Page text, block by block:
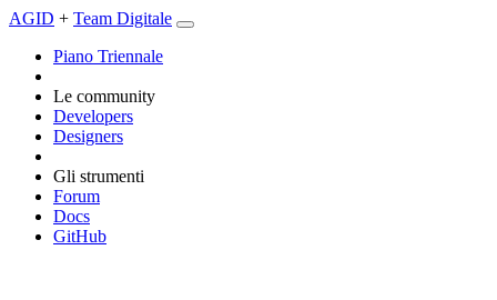
AGID + Team Digitale
Piano Triennale
Le community
Developers
Designers
Gli strumenti
Forum
Docs
GitHub